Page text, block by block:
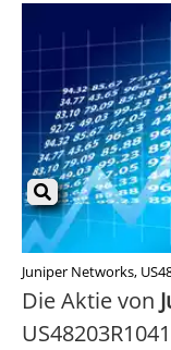
Juniper Networks,
Die Aktie von